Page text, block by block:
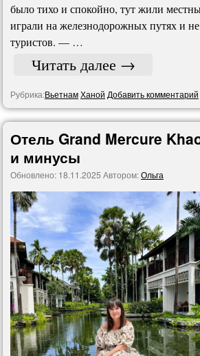
было тихо и спокойно, тут жили
играли на железнодорожных путях и
туристов. — …
Читать далее →
Рубрика:ВьетнамХаной Добавить комментарий
Отель Grand Mercure
и минусы
Обновлено: 18.11.2025 Автором:Ольга